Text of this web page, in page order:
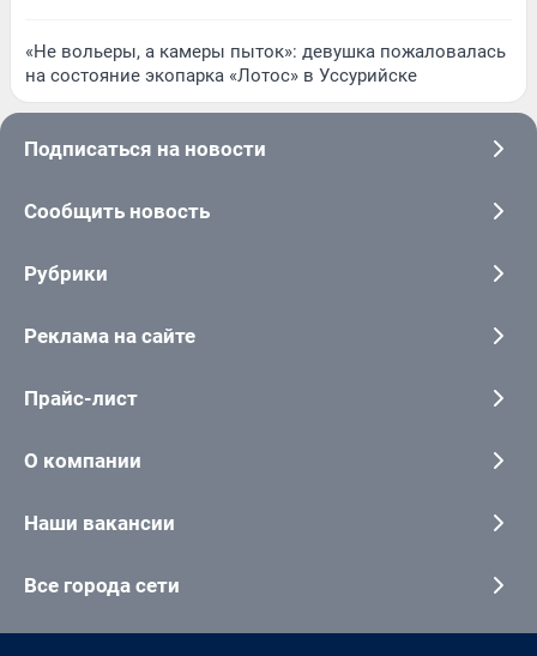
«Не вольеры, а камеры пыток»: девушка пожаловалась
на состояние экопарка «Лотос» в Уссурийске
Подписаться на новости
Сообщить новость
Рубрики
Реклама на сайте
Прайс-лист
О компании
Наши вакансии
Все города сети